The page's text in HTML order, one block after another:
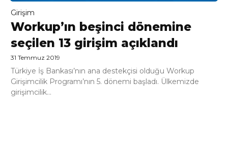
Girişim
Workup’ın beşinci dönemine
seçilen 13 girişim açıklandı
31 Temmuz 2019
Türkiye İş Bankası’nın ana destekçisi olduğu Workup
Girişimcilik Programı’nın 5. dönemi başladı. Ülkemizde
girişimcilik...